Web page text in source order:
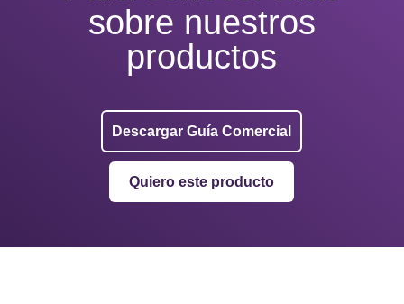
sobre nuestros
productos
Descargar Guía Comercial
Quiero este producto